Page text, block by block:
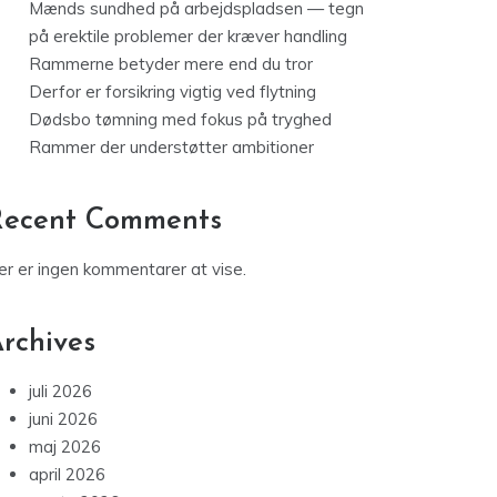
Mænds sundhed på arbejdspladsen — tegn
på erektile problemer der kræver handling
Rammerne betyder mere end du tror
Derfor er forsikring vigtig ved flytning
Dødsbo tømning med fokus på tryghed
Rammer der understøtter ambitioner
Comments
er ingen kommentarer at vise.
juli 2026
juni 2026
maj 2026
april 2026